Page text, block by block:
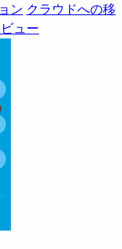
ン クラウドへの移
ュー